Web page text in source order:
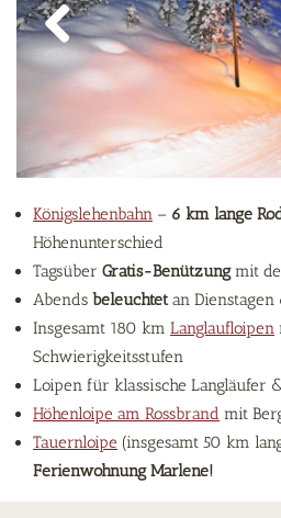
Previous
Königslehenbahn – 6 km lange
Höhenunterschied
Tagsüber Gratis-Benützungmit
Abends beleuchtetan Dienstagen
Insgesamt 180 km Langlaufloipen
Schwierigkeitsstufen
Loipen für klassische Langläufer
Höhenloipe am Rossbrand mit
Tauernloipe (insgesamt 50 km
Ferienwohnung Marlene!